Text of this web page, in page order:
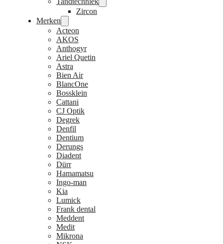
Zircon
Merken
Acteon
AKOS
Anthogyr
Ariel Quetin
Astra
Bien Air
BlancOne
Bossklein
Cattani
CJ Optik
Degrek
Denfil
Dentium
Derungs
Diadent
Dürr
Hamamatsu
Ingo-man
Kia
Lumick
Frank dental
Meddent
Medit
Mikrona